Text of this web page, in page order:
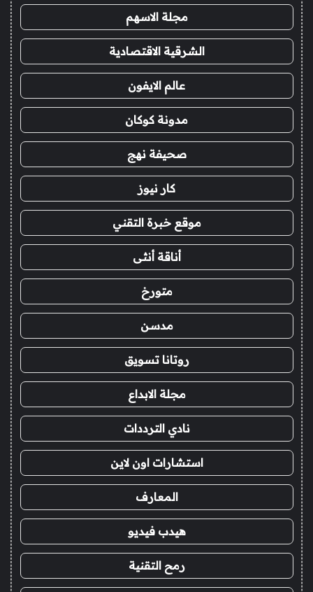
مجلة الاسهم
الشرقية الاقتصادية
عالم الايفون
مدونة كوكان
صحيفة نهج
كار نيوز
موقع خبرة التقني
أناقة أنثى
متورخ
مدسن
روتانا تسويق
مجلة الابداع
نادي الترددات
استشارات اون لاين
المعارف
هيدب فيديو
رمح التقنية